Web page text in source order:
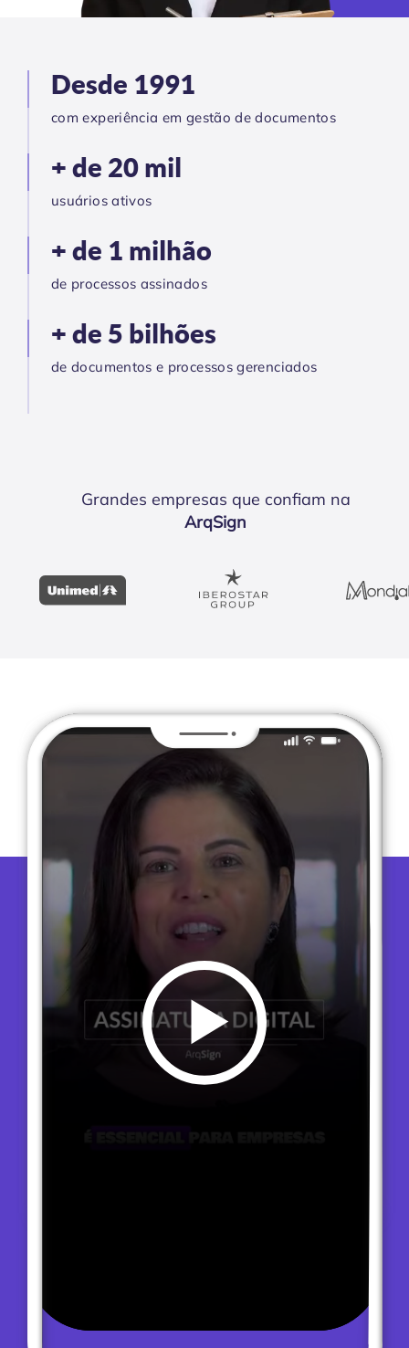
Desde 1991
com experiência em gestão de documentos
+ de 20 mil
usuários ativos
+ de 1 milhão
de processos assinados
+ de 5 bilhões
de documentos e processos gerenciados
Grandes empresas que confiam na
ArqSign